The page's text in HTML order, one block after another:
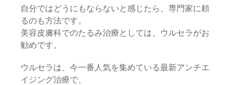
自分ではどうにもならないと感じたら、専門家に頼
るのも方法です。
美容皮膚科でのたるみ治療としては、ウルセラがお
勧めです。
ウルセラは、今一番人気を集めている最新アンチエ
イジング治療で、